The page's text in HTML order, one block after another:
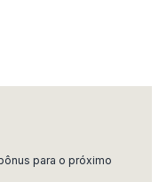
para o próximo